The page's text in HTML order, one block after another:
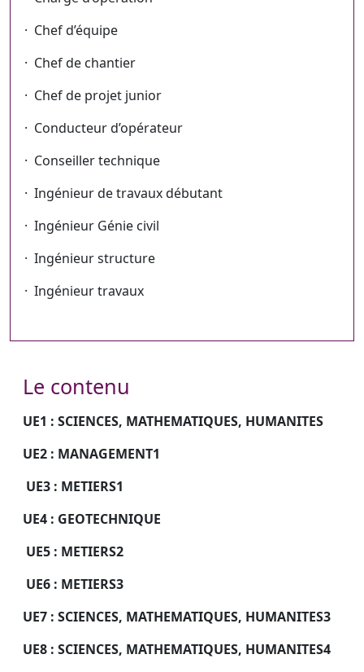
· Chef d’équipe
· Chef de chantier
· Chef de projet junior
· Conducteur d’opérateur
· Conseiller technique
· Ingénieur de travaux débutant
· Ingénieur Génie civil
· Ingénieur structure
· Ingénieur travaux
Le contenu
UE1 : SCIENCES, MATHEMATIQUES, HUMANITES
UE2 : MANAGEMENT1
UE3 : METIERS1
UE4 : GEOTECHNIQUE
UE5 : METIERS2
UE6 : METIERS3
UE7 : SCIENCES, MATHEMATIQUES, HUMANITES3
UE8 : SCIENCES, MATHEMATIQUES, HUMANITES4